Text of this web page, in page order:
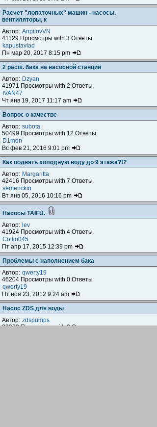
Расчет "лопаточных" машин - насосы,
вентиляторы, к
Автор: AnpilovVN
41129 Просмотры with 3 Ответы
kapustavlad
Пн мар 20, 2017 8:15 pm
2 расш. бака на насосной станции
Автор: Dzyan
41971 Просмотры with 2 Ответы
IVAN47
Чт янв 19, 2017 11:17 am
Вопрос о качестве
Автор: subota
50499 Просмотры with 12 Ответы
D1mon
Вс фев 21, 2016 9:01 pm
Как поднять холодную воду до 9 этажа?!?
Автор: Margaritta
42416 Просмотры with 7 Ответы
semenckin
Вт янв 05, 2016 10:16 pm
Насосы TAIFU.
Автор: lev
41924 Просмотры with 4 Ответы
Collin045
Пт апр 17, 2015 12:39 pm
Проблемы с наполнением бака
Автор: qwerty19
46204 Просмотры with 0 Ответы
qwerty19
Пт ноя 23, 2012 9:24 am
Насос ZDS для воды
Автор: zdspumps
39303 Просмотры with 0 Ответы